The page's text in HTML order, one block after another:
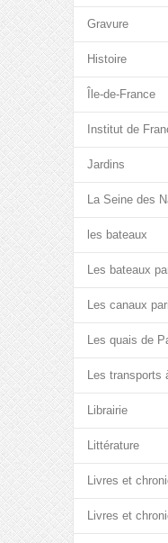
Gravure
Histoire
Île-de-France
Institut de
Jardins
La Seine des
les bateaux
Les bateaux
Les canaux
Les quais de
Les transports
Librairie
Littérature
Livres et
Livres et